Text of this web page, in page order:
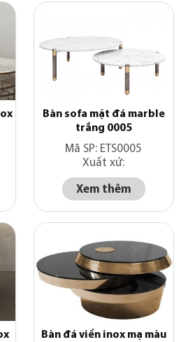
Bàn sofa mặt đá marble
trắng 0005
Mã SP: ETS0005
Xuất xứ:
Xem thêm
Bàn đá viền inox mạ màu